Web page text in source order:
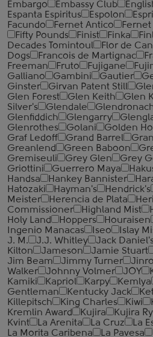
Embargo
Embassy Club
Espanta Espiritus
Espolon
Facundo
Fernet Antico
Fifty Pounds
Finist Finka
Decades Tomintoul
Flor de
Dogs
Francois de Martignac
Freeman
Fruto Fujigane
Galliano
Gambini Gautier
Ginster
Girvan Patent Still
Glen Forest
Glen Keith Glen
Silver's
Glendale
Glenfiddich
Glengarry
Glenrothes
Golani Golden
Graf Ledoff
Grand Barrel
Greanlend
Green Baboon
Gremiseuli
Grey Glen Grey
Griottini
Guerrero Maya
Handsa
Hankey Bannister
Hatozaki
Hayman's Hendrick's
Meister
Herencia de Plata
Commissioner
Highland Mist
Holy Land
Hoppers Houraisen
Ingenio Manacas
Iseo Islay
J. M.
J.J. Whitley Jack
Kilton
Jameson Jamie Stuart
Jim Beam
Jimmy Turner Jinro
Walker
Johnny Volmer JOY
Kamiki
Kapriol Karpy Kemlya
Gentleman
Kentucky Jack
Killepitsch
King Charles Kiwi
Kremlin Award
Kujira Kujira
Kvint
La Arenita La Cruz La
La Morita Caribena
La Pavesa